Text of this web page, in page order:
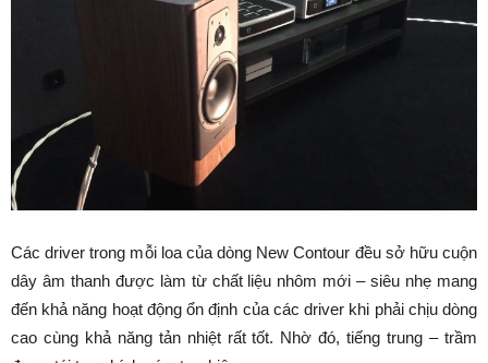
Các driver trong mỗi loa của dòng New Contour đều sở hữu cuộn
dây âm thanh được làm từ chất liệu nhôm mới – siêu nhẹ mang
đến khả năng hoạt động ổn định của các driver khi phải chịu dòng
cao cùng khả năng tản nhiệt rất tốt. Nhờ đó, tiếng trung – trầm